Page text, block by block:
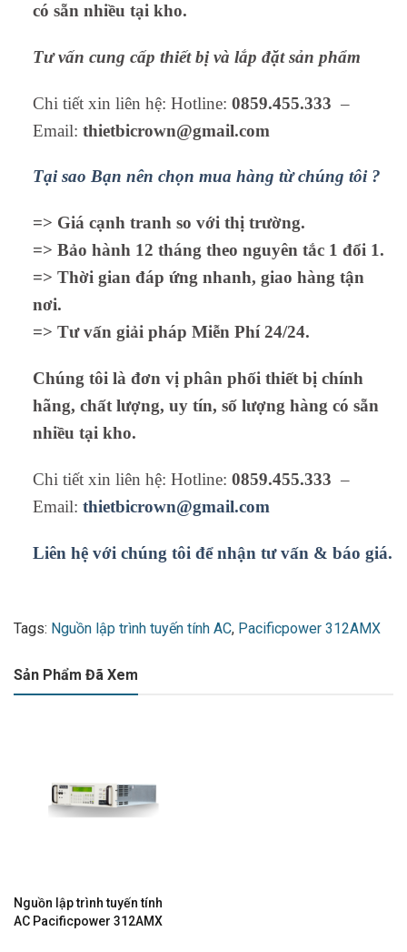
có sẵn nhiều tại kho.
Tư vấn cung cấp thiết bị và lắp đặt sản phẩm
Chi tiết xin liên hệ: Hotline: 0859.455.333 –
Email: thietbicrown@gmail.com
Tại sao Bạn nên chọn mua hàng từ chúng tôi ?
=> Giá cạnh tranh so với thị trường.
=> Bảo hành 12 tháng theo nguyên tắc 1 đổi 1.
=> Thời gian đáp ứng nhanh, giao hàng tận
nơi.
=> Tư vấn giải pháp Miễn Phí 24/24.
Chúng tôi là đơn vị phân phối thiết bị chính
hãng, chất lượng, uy tín, số lượng hàng có sẵn
nhiều tại kho.
Chi tiết xin liên hệ: Hotline: 0859.455.333 –
Email: thietbicrown@gmail.com
Liên hệ với chúng tôi để nhận tư vấn & báo giá.
Tags: Nguồn lập trình tuyến tính AC, Pacificpower 312AMX
Sản Phẩm Đã Xem
Nguồn lập trình tuyến tính
AC Pacificpower 312AMX